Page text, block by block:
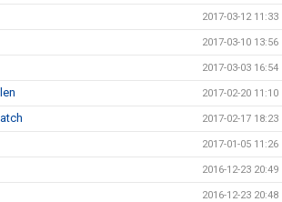
2017-03-12 11:33
2017-03-10 13:56
2017-03-03 16:54
2017-02-20 11:10
2017-02-17 18:23
2017-01-05 11:26
2016-12-23 20:49
2016-12-23 20:48